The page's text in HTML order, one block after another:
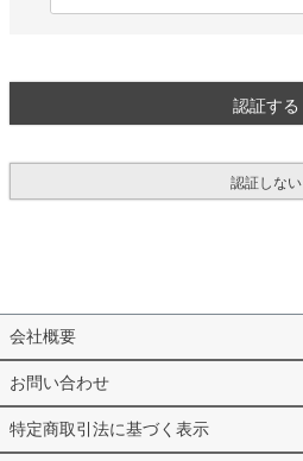
認証する
認証しない
会社概要
お問い合わせ
特定商取引法に基づく表示